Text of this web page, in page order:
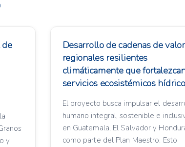
y
Desarrollo de cadenas de valor
regionales resilientes
climáticamente que
servicios ecosistémicos
El proyecto busca impulsar el
humano integral, sostenible e
en Guatemala, El Salvador y
como parte del Plan Maestro. Esto